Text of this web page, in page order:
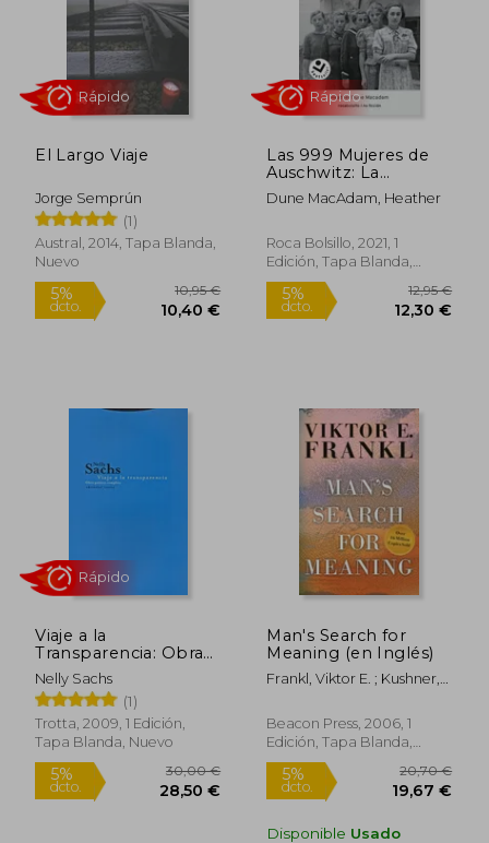
dcto. dcto.
5%
dcto.
5%
dcto.
Rápido
El Largo Viaje
Jorge Semprún
(1)
Austral, 2014, Tapa Blanda,
Nuevo
Las 999 Mujeres de
Auschwitz: La
Extraordinaria Historia
de Las Jóvenes Judías
Primer Tren a
Auschwitz / 999: The
Dune MacAdam, Heather
Roca Bolsillo, 2021, 1
Edición, Tapa Blanda,
Nuevo
Viaje a la
Transparencia: Obra
Poetica Completa
Nelly Sachs
(1)
Trotta, 2009, 1 Edición,
Tapa Blanda, Nuevo
Man's Search for
Meaning (en Inglés)
Frankl, Viktor E. ; Kushner,
William J.
Beacon Press, 2006, 1
Edición, Tapa Blanda,
Nuevo
Disponible Usado